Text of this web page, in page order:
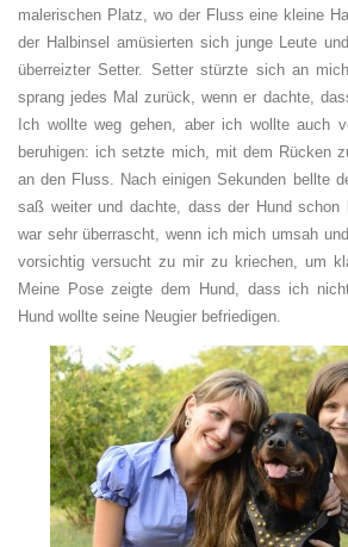
malerischen Platz, wo der Fluss eine kleine
der Halbinsel amüsierten sich junge Leute
überreizter Setter. Setter stürzte sich an
sprang jedes Mal zurück, wenn er dachte,
Ich wollte weg gehen, aber ich wollte auch
beruhigen: ich setzte mich, mit dem Rücken
an den Fluss. Nach einigen Sekunden bellte
saß weiter und dachte, dass der Hund schon
war sehr überrascht, wenn ich mich umsah
vorsichtig versucht zu mir zu kriechen, um
Meine Pose zeigte dem Hund, dass ich
Hund wollte seine Neugier befriedigen.